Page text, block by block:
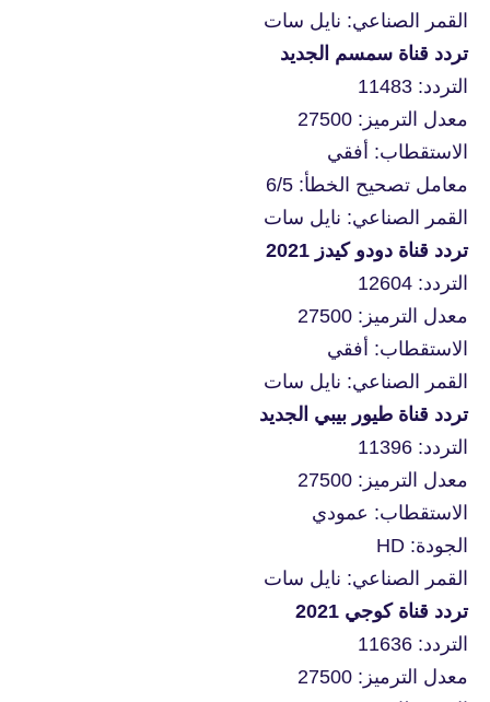
القمر الصناعي: نايل سات
تردد قناة سمسم الجديد
التردد: 11483
معدل الترميز: 27500
الاستقطاب: أفقي
معامل تصحيح الخطأ: 6/5
القمر الصناعي: نايل سات
تردد قناة دودو كيدز 2021
التردد: 12604
معدل الترميز: 27500
الاستقطاب: أفقي
القمر الصناعي: نايل سات
تردد قناة طيور بيبي الجديد
التردد: 11396
معدل الترميز: 27500
الاستقطاب: عمودي
الجودة: HD
القمر الصناعي: نايل سات
تردد قناة كوجي 2021
التردد: 11636
معدل الترميز: 27500